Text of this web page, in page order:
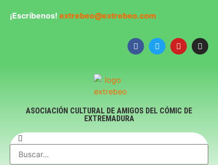
¡Escríbenos! extrebeo@extrebeo.com
ASOCIACIÓN CULTURAL DE AMIGOS DEL CÓMIC DE
EXTREMADURA